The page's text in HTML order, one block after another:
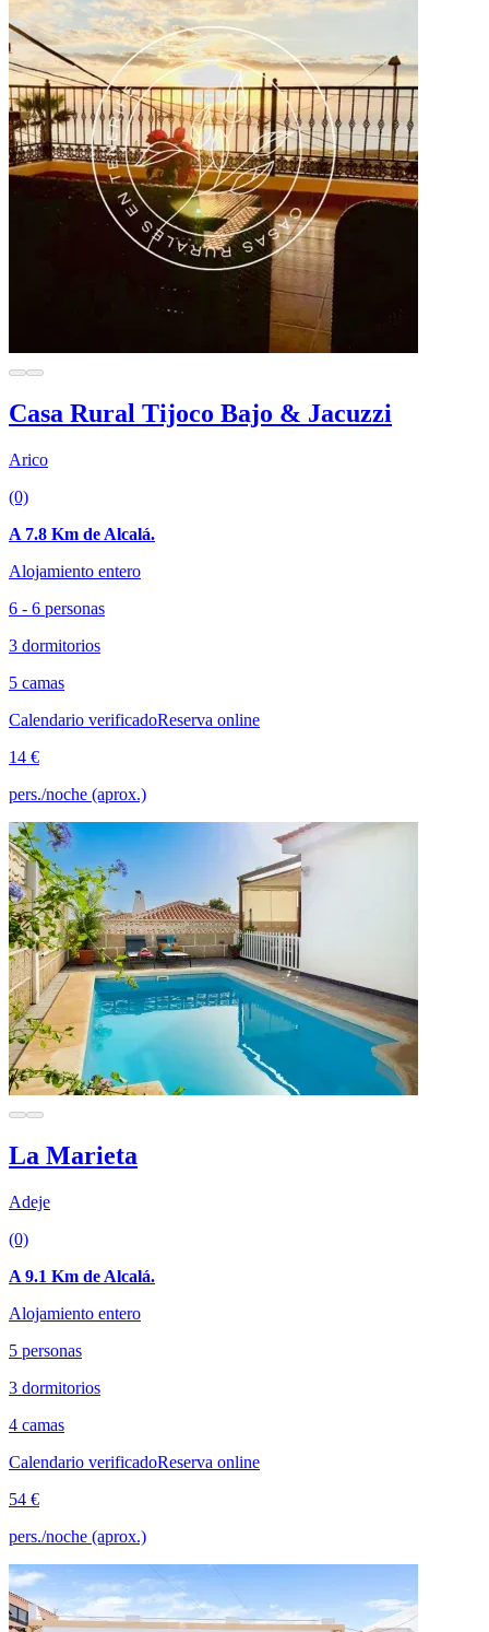
Casa Rural Tijoco Bajo & Jacuzzi
Arico
(0)
A 7.8 Km de Alcalá.
Alojamiento entero
6 - 6 personas
3 dormitorios
5 camas
Calendario verificadoReserva online
14 €
pers./noche (aprox.)
La Marieta
Adeje
(0)
A 9.1 Km de Alcalá.
Alojamiento entero
5 personas
3 dormitorios
4 camas
Calendario verificadoReserva online
54 €
pers./noche (aprox.)